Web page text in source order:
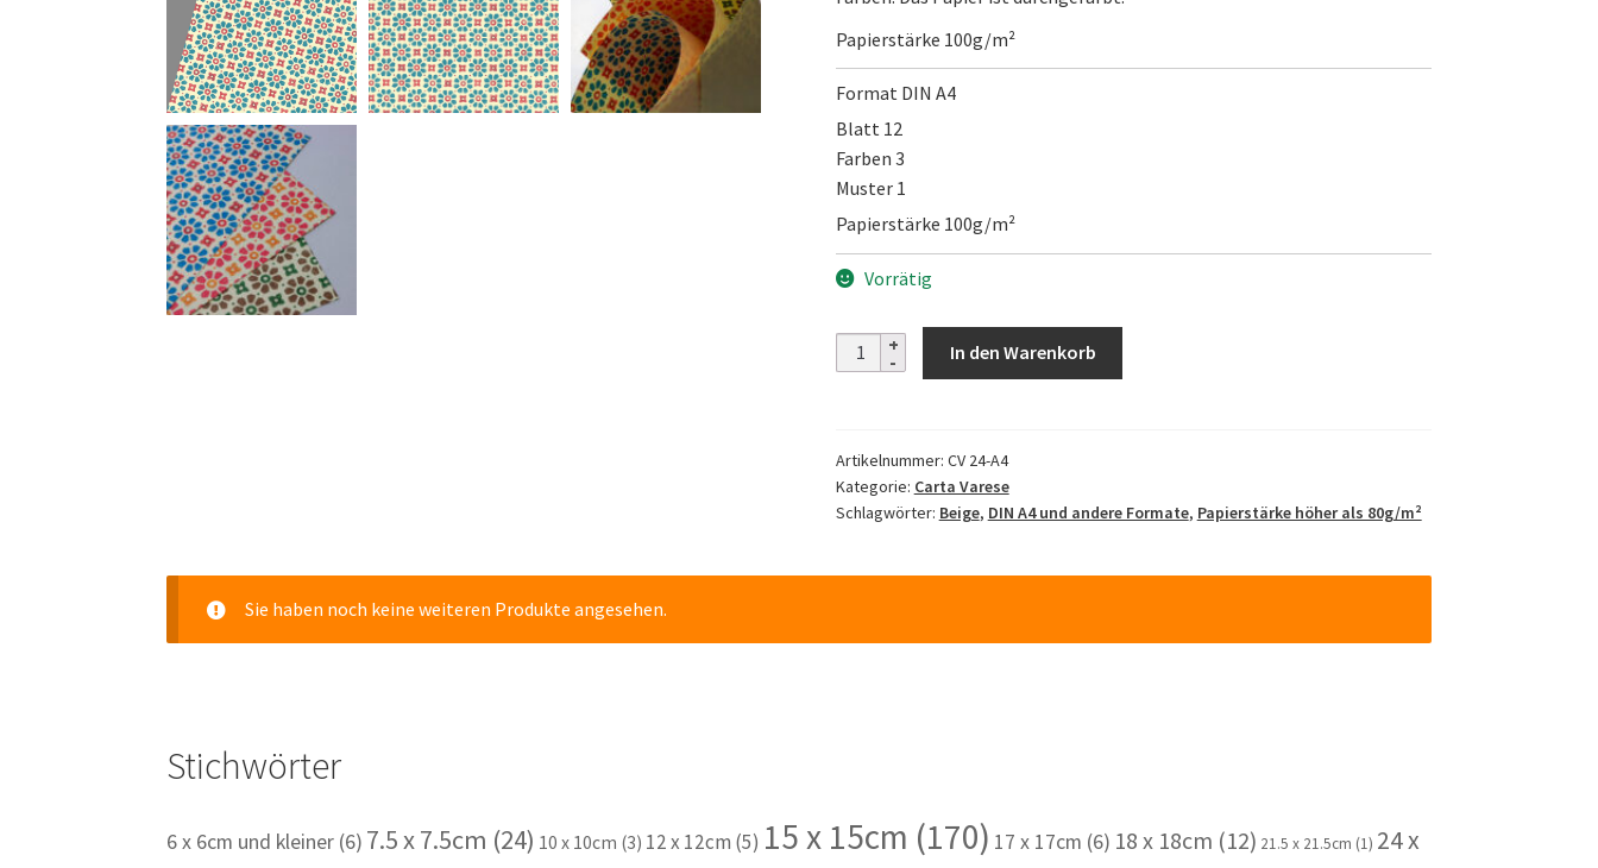
Papierstärke 100g/m²
Format DIN A4
Blatt 12
Farben 3
Muster 1
Papierstärke 100g/m²
Vorrätig
Carta
Varese
-
A4
Menge
In den Warenkorb
Artikelnummer: CV 24-A4
Kategorie: Carta Varese
Schlagwörter: Beige, DIN A4 und andere Formate, Papierstärke höher als 80g/m²
Sie haben noch keine weiteren Produkte angesehen.
Stichwörter
6 x 6cm und kleiner (6) 7.5 x 7.5cm (24) 10 x 10cm (3) 12 x 12cm (5) 15 x 15cm (170) 17 x 17cm (6) 18 x 18cm (12) 21.5 x 21.5cm (1) 24 x